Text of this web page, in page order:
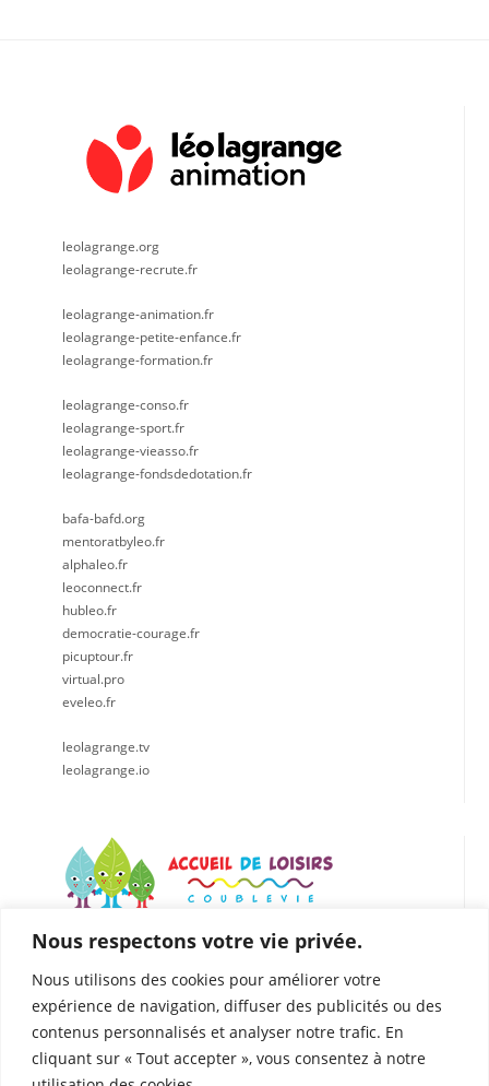
Nous respectons votre vie privée.
Nous utilisons des cookies pour améliorer votre
expérience de navigation, diffuser des publicités ou des
contenus personnalisés et analyser notre trafic. En
cliquant sur « Tout accepter », vous consentez à notre
leolagrange.org
leolagrange-recrute.fr
leolagrange-animation.fr
leolagrange-petite-enfance.fr
leolagrange-formation.fr
leolagrange-conso.fr
leolagrange-sport.fr
leolagrange-vieasso.fr
leolagrange-fondsdedotation.fr
bafa-bafd.org
mentoratbyleo.fr
alphaleo.fr
leoconnect.fr
hubleo.fr
democratie-courage.fr
picuptour.fr
virtual.pro
eveleo.fr
leolagrange.tv
leolagrange.io
LÉO LAGRANGE CENTRE EST
112 Rue du Presbytère, 38500 Coublevie
04.76.05.04.25
06. 75.81.90.49
coublevie@leolagrange.org